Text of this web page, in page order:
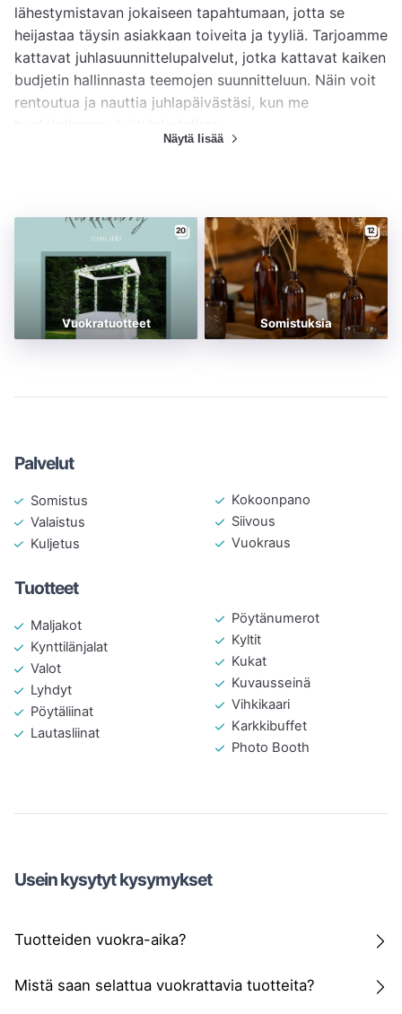
lähestymistavan jokaiseen tapahtumaan, jotta se
heijastaa täysin asiakkaan toiveita ja tyyliä. Tarjoamme
kattavat juhlasuunnittelupalvelut, jotka kattavat kaiken
budjetin hallinnasta teemojen suunnitteluun. Näin voit
rentoutua ja nauttia juhlapäivästäsi, kun me
Näytä lisää
20
Vuokratuotteet
12
Somistuksia
Palvelut
Somistus
Valaistus
Kuljetus
Kokoonpano
Siivous
Vuokraus
Tuotteet
Maljakot
Kynttilänjalat
Valot
Lyhdyt
Pöytäliinat
Lautasliinat
Pöytänumerot
Kyltit
Kukat
Kuvausseinä
Vihkikaari
Karkkibuffet
Photo Booth
Usein kysytyt kysymykset
Tuotteiden vuokra-aika?
Mistä saan selattua vuokrattavia tuotteita?